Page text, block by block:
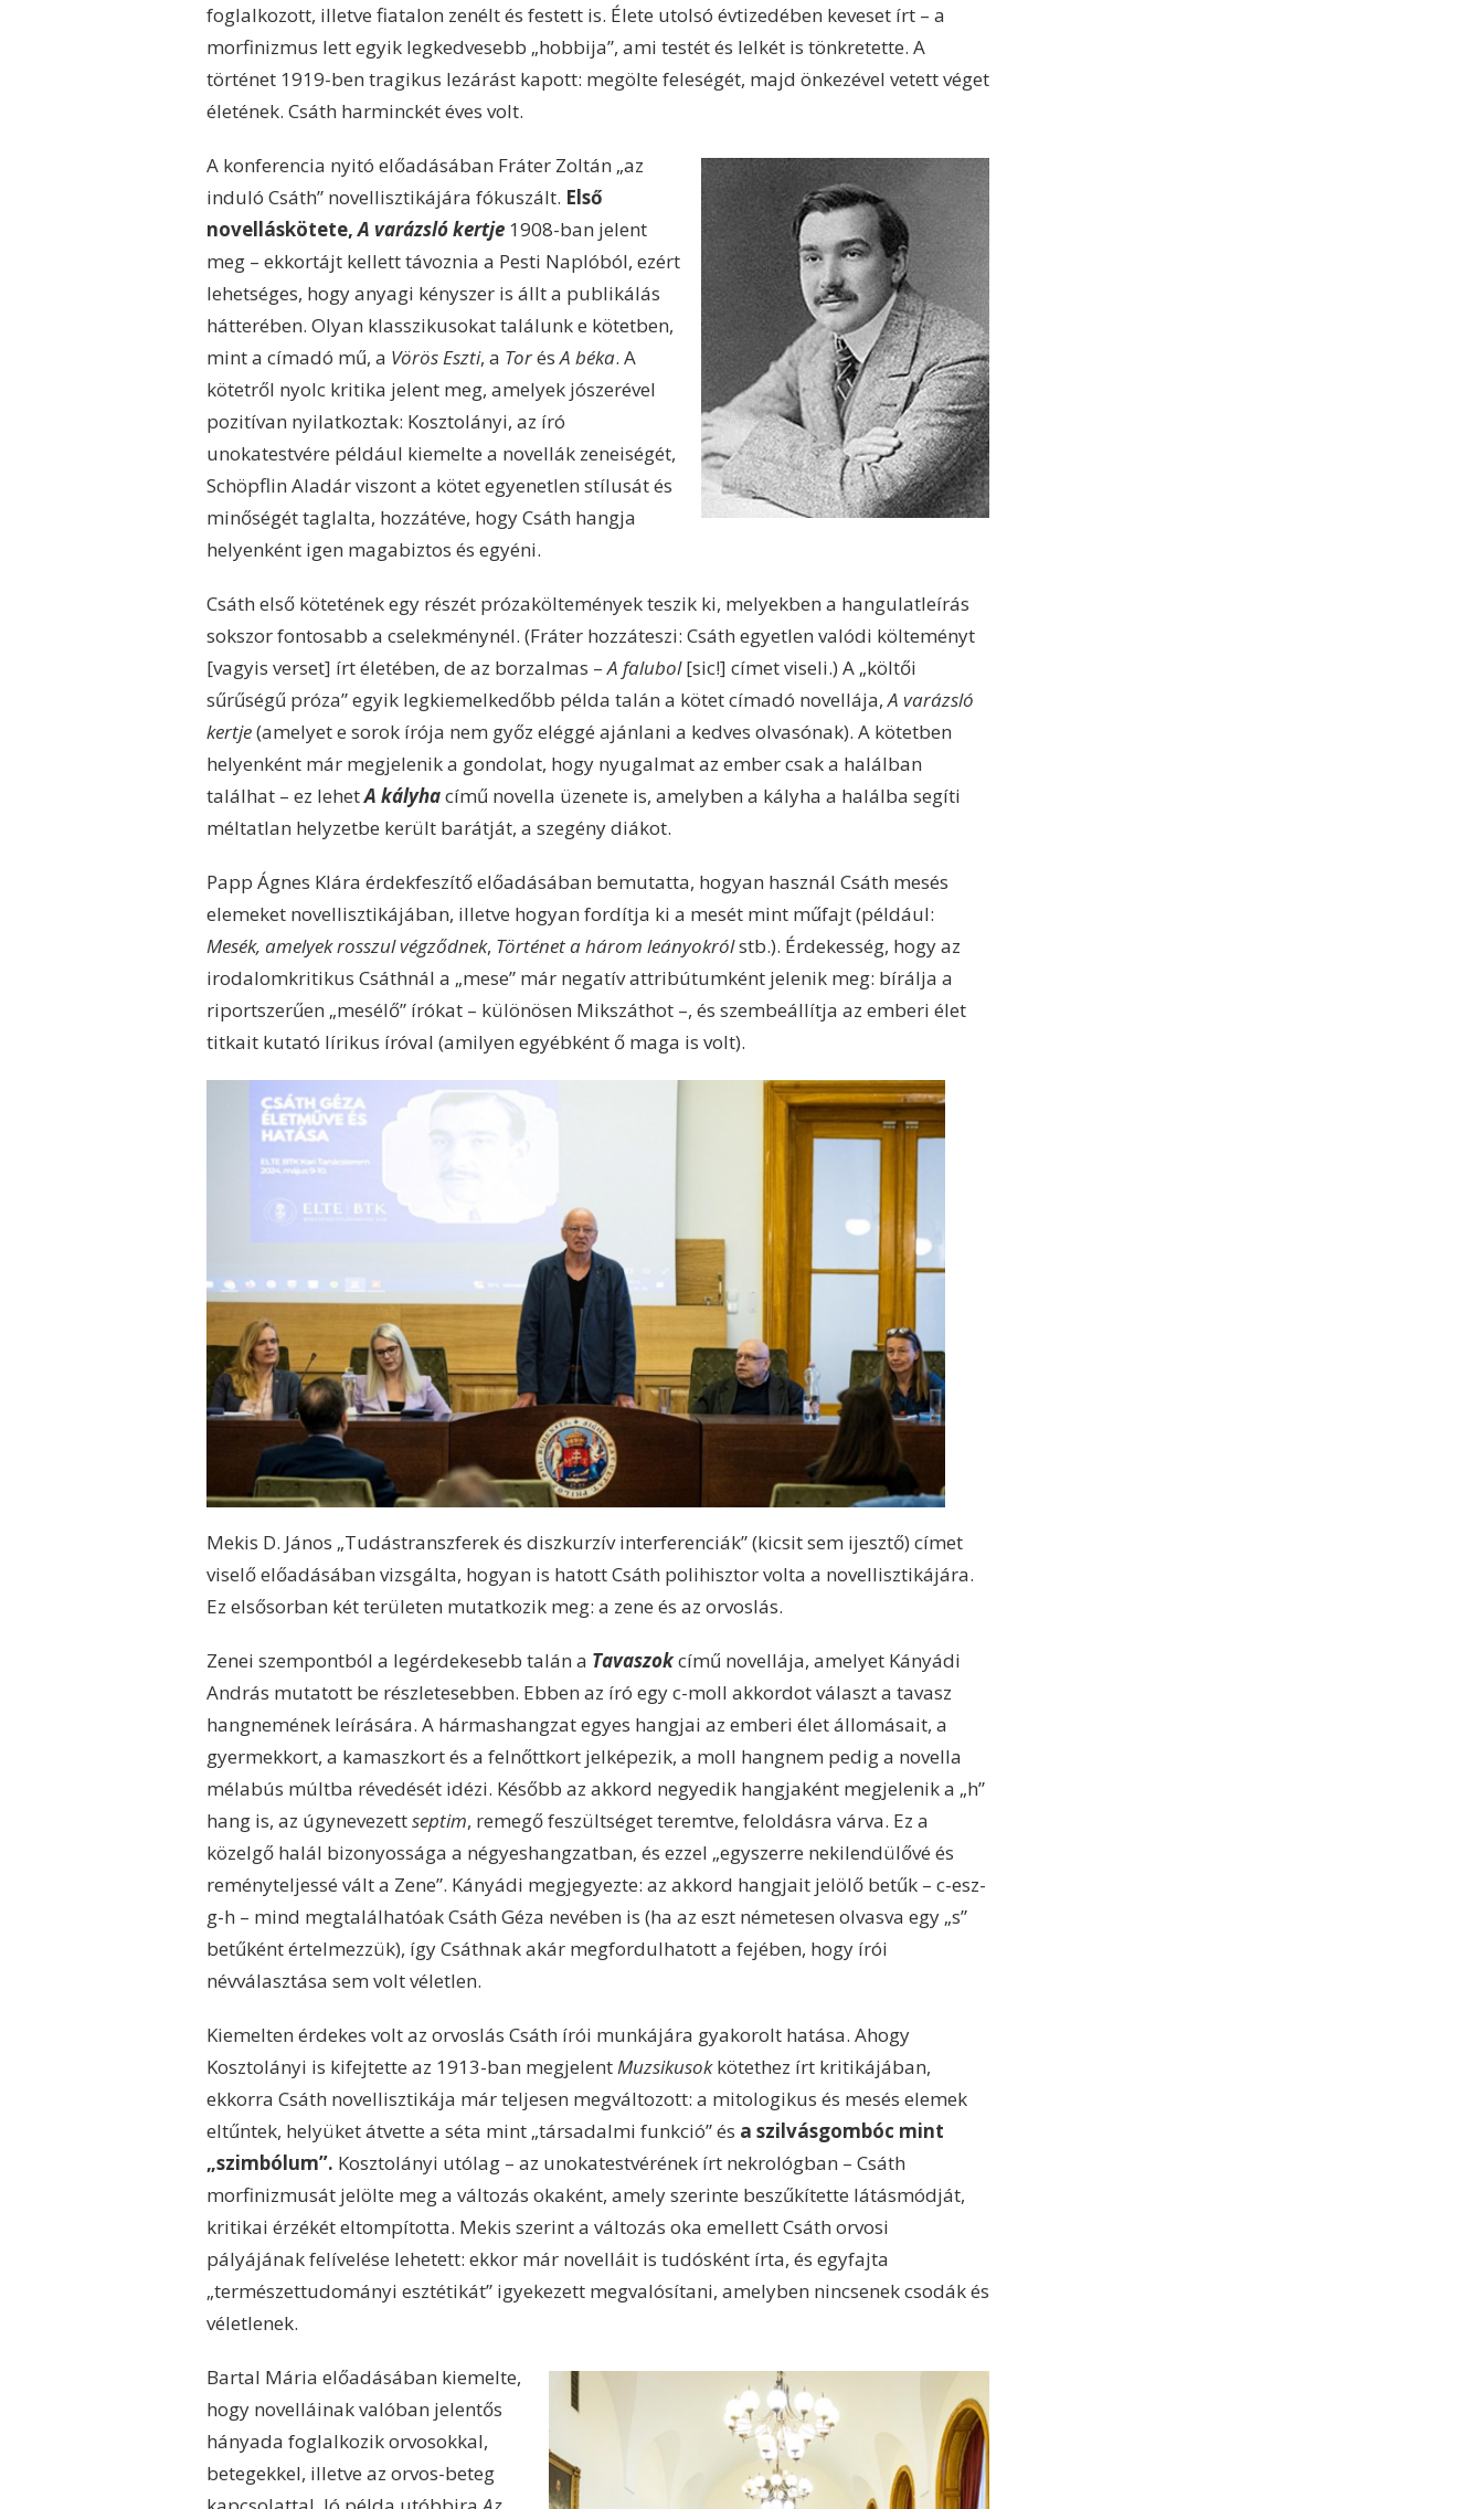
foglalkozott, illetve fiatalon zenélt és festett is. Élete utolsó évtizedében keveset írt – a
morfinizmus lett egyik legkedvesebb „hobbija”, ami testét és lelkét is tönkretette. A
történet 1919-ben tragikus lezárást kapott: megölte feleségét, majd önkezével vetett véget
életének. Csáth harminckét éves volt.
A konferencia nyitó előadásában Fráter Zoltán „az
induló Csáth” novellisztikájára fókuszált. Első
novelláskötete,A varázsló kertje 1908-ban jelent
meg – ekkortájt kellett távoznia a Pesti Naplóból, ezért
lehetséges, hogy anyagi kényszer is állt a publikálás
hátterében. Olyan klasszikusokat találunk e kötetben,
mint a címadó mű, a Vörös Eszti, a TorésA béka. A
kötetről nyolc kritika jelent meg, amelyek jószerével
pozitívan nyilatkoztak: Kosztolányi, az író
unokatestvére például kiemelte a novellák zeneiségét,
Schöpflin Aladár viszont a kötet egyenetlen stílusát és
minőségét taglalta, hozzátéve, hogy Csáth hangja
helyenként igen magabiztos és egyéni.
Csáth első kötetének egy részét prózaköltemények teszik ki, melyekben a hangulatleírás
sokszor fontosabb a cselekménynél. (Fráter hozzáteszi: Csáth egyetlen valódi költeményt
[vagyis verset] írt életében, de az borzalmas –A falubol[sic!] címet viseli.) A „költői
sűrűségű próza” egyik legkiemelkedőbb példa talán a kötet címadó novellája,A varázsló
kertje(amelyet e sorok írója nem győz eléggé ajánlani a kedves olvasónak). A kötetben
helyenként már megjelenik a gondolat, hogy nyugalmat az ember csak a halálban
találhat – ez lehetA kályhacímű novella üzenete is, amelyben a kályha a halálba segíti
méltatlan helyzetbe került barátját, a szegény diákot.
Papp Ágnes Klára érdekfeszítő előadásában bemutatta, hogyan használ Csáth mesés
elemeket novellisztikájában, illetve hogyan fordítja ki a mesét mint műfajt (például:
Mesék, amelyek rosszul végződnek, Történet a három leányokrólstb.). Érdekesség, hogy az
irodalomkritikus Csáthnál a „mese” már negatív attribútumként jelenik meg: bírálja a
riportszerűen „mesélő” írókat – különösen Mikszáthot –, és szembeállítja az emberi élet
titkait kutató lírikus íróval (amilyen egyébként ő maga is volt).
Mekis D. János „Tudástranszferek és diszkurzív interferenciák” (kicsit sem ijesztő) címet
viselő előadásában vizsgálta, hogyan is hatott Csáth polihisztor volta a novellisztikájára.
Ez elsősorban két területen mutatkozik meg: a zene és az orvoslás.
Zenei szempontból a legérdekesebb talán a Tavaszokcímű novellája, amelyet Kányádi
András mutatott be részletesebben. Ebben az író egy c-moll akkordot választ a tavasz
hangnemének leírására. A hármashangzat egyes hangjai az emberi élet állomásait, a
gyermekkort, a kamaszkort és a felnőttkort jelképezik, a moll hangnem pedig a novella
mélabús múltba révedését idézi. Később az akkord negyedik hangjaként megjelenik a „h”
hang is, az úgynevezettseptim, remegő feszültséget teremtve, feloldásra várva. Ez a
közelgő halál bizonyossága a négyeshangzatban, és ezzel „egyszerre nekilendülővé és
reményteljessé vált a Zene”. Kányádi megjegyezte: az akkord hangjait jelölő betűk – c-esz-
g-h – mind megtalálhatóak Csáth Géza nevében is (ha az eszt németesen olvasva egy „s”
betűként értelmezzük), így Csáthnak akár megfordulhatott a fejében, hogy írói
névválasztása sem volt véletlen.
Kiemelten érdekes volt az orvoslás Csáth írói munkájára gyakorolt hatása. Ahogy
Kosztolányi is kifejtette az 1913-ban megjelentMuzsikusokkötethez írt kritikájában,
ekkorra Csáth novellisztikája már teljesen megváltozott: a mitologikus és mesés elemek
eltűntek, helyüket átvette a séta mint „társadalmi funkció” és a szilvásgombóc mint
„szimbólum”. Kosztolányi utólag – az unokatestvérének írt nekrológban – Csáth
morfinizmusát jelölte meg a változás okaként, amely szerinte beszűkítette látásmódját,
kritikai érzékét eltompította. Mekis szerint a változás oka emellett Csáth orvosi
pályájának felívelése lehetett: ekkor már novelláit is tudósként írta, és egyfajta
„természettudományi esztétikát” igyekezett megvalósítani, amelyben nincsenek csodák és
véletlenek.
Bartal Mária előadásában kiemelte,
hogy novelláinak valóban jelentős
hányada foglalkozik orvosokkal,
betegekkel, illetve az orvos-beteg